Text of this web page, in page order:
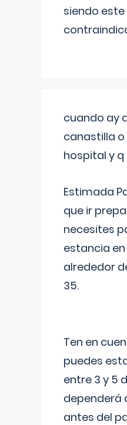
siendo este
cuando ay
canastilla
hospital y
Estimada
que ir
necesites
estancia
alrededor
35.
Ten en
puedes
entre 3 y 5
dependerá
antes del